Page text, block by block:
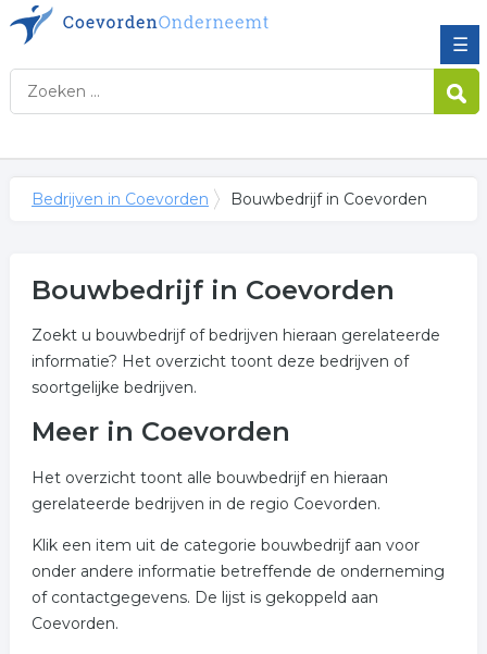
☰
Bedrijven in Coevorden Bouwbedrijf in Coevorden
Bouwbedrijf in Coevorden
Zoekt u bouwbedrijf of bedrijven hieraan gerelateerde
informatie? Het overzicht toont deze bedrijven of
soortgelijke bedrijven.
Meer in Coevorden
Het overzicht toont alle bouwbedrijf en hieraan
gerelateerde bedrijven in de regio Coevorden.
Klik een item uit de categorie bouwbedrijf aan voor
onder andere informatie betreffende de onderneming
of contactgegevens. De lijst is gekoppeld aan
Coevorden.